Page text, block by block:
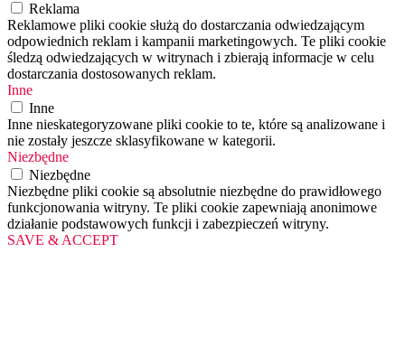
Reklama
Reklamowe pliki cookie służą do dostarczania odwiedzającym
odpowiednich reklam i kampanii marketingowych. Te pliki cookie
śledzą odwiedzających w witrynach i zbierają informacje w celu
dostarczania dostosowanych reklam.
Inne
Inne
Inne nieskategoryzowane pliki cookie to te, które są analizowane i
nie zostały jeszcze sklasyfikowane w kategorii.
Niezbędne
Niezbędne
Niezbędne pliki cookie są absolutnie niezbędne do prawidłowego
funkcjonowania witryny. Te pliki cookie zapewniają anonimowe
działanie podstawowych funkcji i zabezpieczeń witryny.
SAVE & ACCEPT